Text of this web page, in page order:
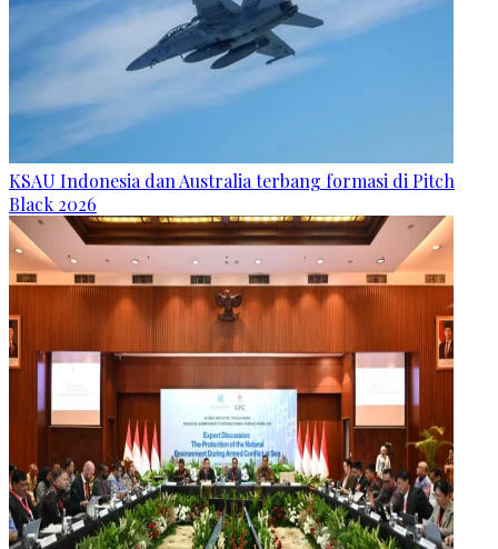
KSAU Indonesia dan Australia terbang formasi di Pitch
Black 2026